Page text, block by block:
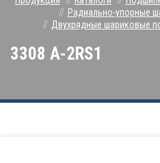
Радиально-упорные
Двухрядные шариковые
3308 A-2RS1